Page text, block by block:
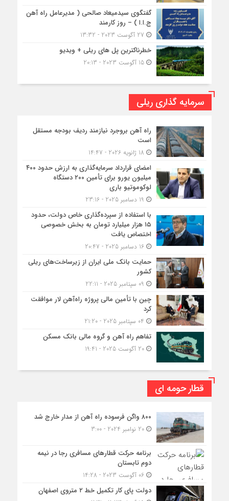
گفتگوی سیدمیعاد صالحی ( مدیرعامل راه آهن
ج.ا.ا ) – روز کارمند
خطرناکترین پل های ریلی + ویدیو
15 آگوست 2023 - 20:13
سرمایه گذاری ریلی
راه آهن بروجرد نیازمند ردیف بودجه مستقل
است
امضای قرارداد سرمایه‌گذاری به ارزش حدود ۴۰۰
میلیون یورو برای تأمین ۲۰۰ دستگاه
لوکوموتیو باری
با استفاده از سپرده‌گذاری خاص دولت، حدود
۱۵ هزار میلیارد تومان به بخش خصوصی
اختصاص یافت
16 دسامبر 2025 - 20:47
حمایت بانک ملی ایران از زیرساخت‌های ریلی
کشور
چین با تأمین مالی پروژه راه‌آهن لار موافقت
کرد
تفاهم راه آهن و گروه مالی بانک مسکن
20 آگوست 2025 - 19:41
قطار حومه ای
۸۰۰ واگن فرسوده راه آهن از مدار خارج شد
20 نوامبر 2024 - 3:00
برنامه حرکت قطارهای مسافری رجا در نیمه
دوم تابستان
06 آگوست 2023 - 14:28
دولت پای کار تکمیل خط ۲ متروی اصفهان